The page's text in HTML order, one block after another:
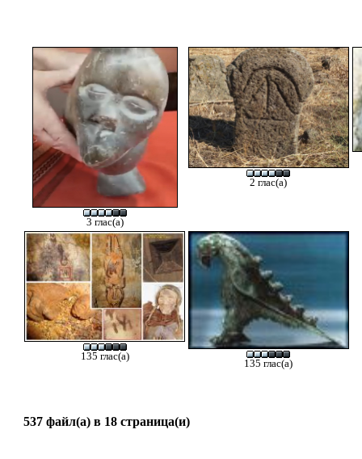
3 глас(а)
2 глас(а)
135 глас(а)
135 глас(а)
537 файл(а) в 18 страница(и)